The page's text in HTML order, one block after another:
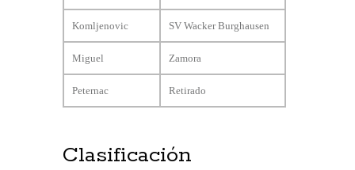
Komljenovic SV Wacker Burghausen
Miguel Zamora
Peternac Retirado
Clasificación